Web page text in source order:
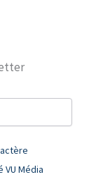
Média